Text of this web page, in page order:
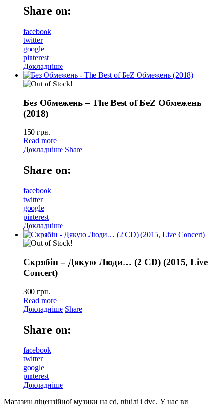
Share on:
facebook
twitter
google
pinterest
Докладніше
Без Обмежень – The Best of БеZ Обмежень
(2018)
150 грн.
Read more
Докладніше Share
Share on:
facebook
twitter
google
pinterest
Докладніше
Скрябін – Дякую Люди… (2 CD) (2015, Live
Concert)
300 грн.
Read more
Докладніше Share
Share on:
facebook
twitter
google
pinterest
Докладніше
Магазин ліцензійної музики на cd, вінілі і dvd. У нас ви